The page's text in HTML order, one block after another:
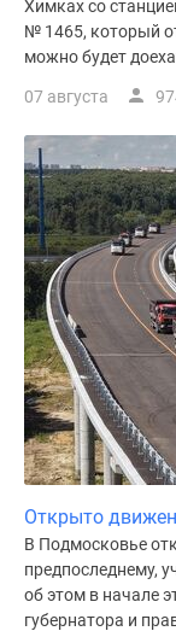
Химках со
№ 1465, который
можно будет
07 августа
Открыто
В Подмосковье
предпоследнему,
об этом в начале
губернатора и